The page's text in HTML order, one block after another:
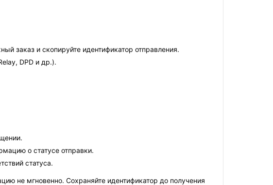
заказ и скопируйте идентификатор отправления.
DPD и др.).
о статусе отправки.
статуса.
не мгновенно. Сохраняйте идентификатор до получения